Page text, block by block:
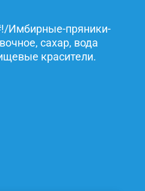
Имбирные-пряники-
сахар, вода
красители.